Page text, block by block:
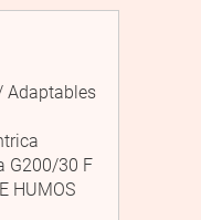
Adaptables
G200/30 F
HUMOS